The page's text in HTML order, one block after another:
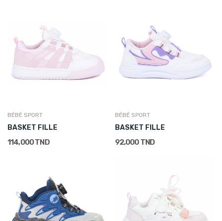
BÉBÉ SPORT
BASKET FILLE
114,000 TND
BÉBÉ SPORT
BASKET FILLE
92,000 TND